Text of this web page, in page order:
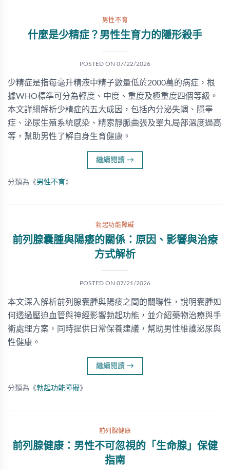
男性不育
什麼是少精症？男性生育力的隱形殺手
POSTED ON 07/22/2026
少精症是指每毫升精液中精子數量低於2000萬的病症，根
據WHO標準可分為輕度、中度、重度及極重度四個等級。
本文詳細解析少精症的五大成因，包括內分泌失調、隱睪
症、泌尿生殖系統感染、精索靜脈曲張及睪丸局部溫度過高
等，幫助男性了解自身生育健康。
繼續閱讀 →
分類為《男性不育》
勃起功能障礙
前列腺囊腫與陽痿的關係：原因、影響與治療
方式解析
POSTED ON 07/21/2026
本文深入解析前列腺囊腫與陽痿之間的關聯性，說明囊腫如
何透過壓迫血管與神經影響勃起功能，並介紹藥物治療與手
術處理方案，同時提供日常保養建議，幫助男性維護泌尿與
性健康。
繼續閱讀 →
分類為《勃起功能障礙》
前列腺健康
前列腺健康：男性不可忽視的「生命腺」保健
指南